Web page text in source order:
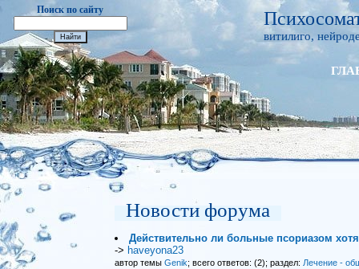
Поиск по сайту
витилиго,
Новости форума
Действительно ли больные псориазом
-> haveyona23
автор темы Genik; всего ответов: (2); раздел: Лечение -